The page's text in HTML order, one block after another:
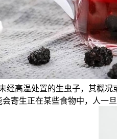
经高温处置的生虫子，其概
寄生正在某些食物中，人一